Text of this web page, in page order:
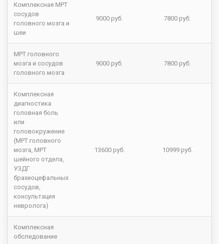
Комплексная МРТ
сосудов
головного мозга и
шеи
9000 руб. 7800 руб.
МРТ головного
мозга и сосудов
головного мозга
9000 руб. 7800 руб.
Комплексная
диагностика
головная боль
или
головокружение
(МРТ головного
мозга, МРТ
шейного отдела,
УЗДГ
брахиоцефальных
сосудов,
консультация
невролога)
13600 руб. 10999 руб.
Комплексная
обследование